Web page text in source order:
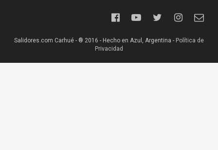
Salidores.com Carhué - ® 2016 - Hecho en Azul, Argentina - Política de
Privacidad